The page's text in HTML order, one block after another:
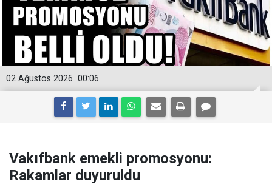
00:06
02 Ağustos 2026
Vakıfbank emekli promosyonu:
Rakamlar duyuruldu